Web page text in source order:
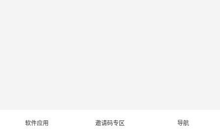
软件应用 邀请码专区 导航